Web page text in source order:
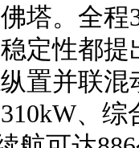
塔。全
定性都
置并联混
、综